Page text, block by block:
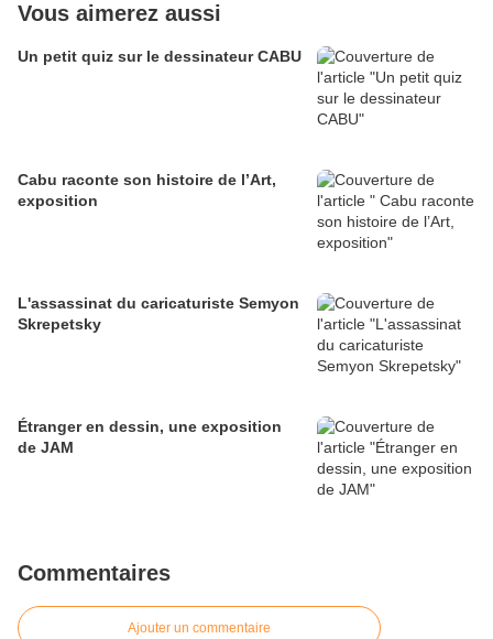
Vous aimerez aussi
Un petit quiz sur le dessinateur CABU
Cabu raconte son histoire de l’Art,
exposition
L'assassinat du caricaturiste Semyon
Skrepetsky
Étranger en dessin, une exposition
de JAM
Commentaires
Ajouter un commentaire